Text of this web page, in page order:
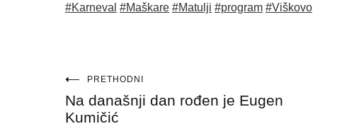
#Karneval #Maškare #Matulji #program #Viškovo
Navigacija
objava
PRETHODNI
Na današnji dan rođen je Eugen
Kumičić